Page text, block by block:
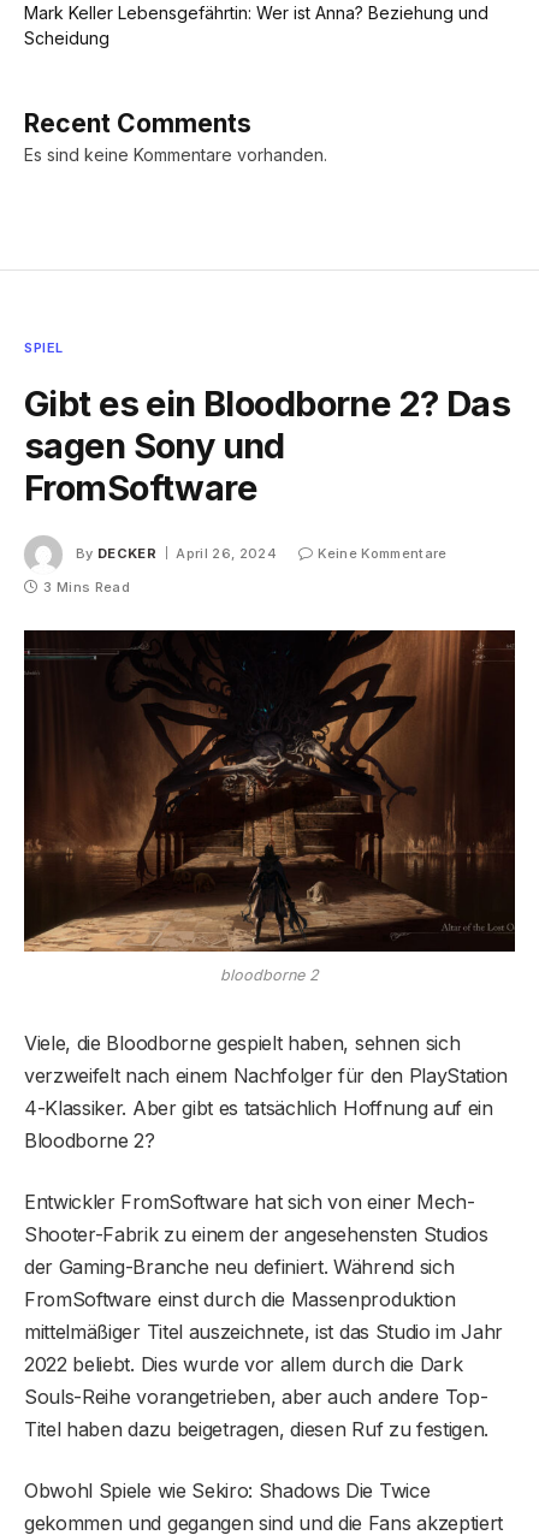
Mark Keller Lebensgefährtin: Wer ist Anna? Beziehung und
Scheidung
Recent Comments
Es sind keine Kommentare vorhanden.
SPIEL
Gibt es ein Bloodborne 2? Das
sagen Sony und
FromSoftware
By DECKER April 26, 2024
Keine Kommentare
3 Mins Read
bloodborne 2
Viele, die Bloodborne gespielt haben, sehnen sich
verzweifelt nach einem Nachfolger für den PlayStation
4-Klassiker. Aber gibt es tatsächlich Hoffnung auf ein
Bloodborne 2?
Entwickler FromSoftware hat sich von einer Mech-
Shooter-Fabrik zu einem der angesehensten Studios
der Gaming-Branche neu definiert. Während sich
FromSoftware einst durch die Massenproduktion
mittelmäßiger Titel auszeichnete, ist das Studio im Jahr
2022 beliebt. Dies wurde vor allem durch die Dark
Souls-Reihe vorangetrieben, aber auch andere Top-
Titel haben dazu beigetragen, diesen Ruf zu festigen.
Obwohl Spiele wie Sekiro: Shadows Die Twice
gekommen und gegangen sind und die Fans akzeptiert